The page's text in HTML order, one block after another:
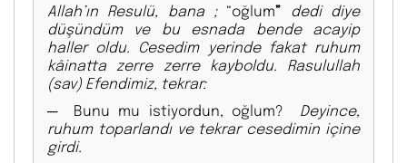
Allah’ın Resulü, bana ;“oğlum” dedi diye
düşündüm ve bu esnada bende acayip
haller oldu. Cesedim yerinde fakat ruhum
kâinatta zerre zerre kayboldu. Rasulullah
(sav) Efendimiz, tekrar:
─ Bunu mu istiyordun, oğlum? Deyince,
ruhum toparlandı ve tekrar cesedimin içine
girdi.